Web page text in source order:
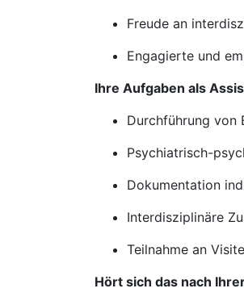
Freude an
Engagierte und
Ihre Aufgaben als
Durchführung von
Psychiatrisch-
Dokumentation
Interdisziplinäre
Teilnahme an
Hört sich das nach